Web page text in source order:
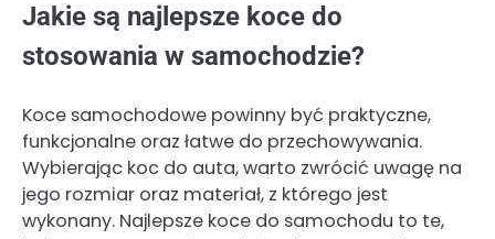
Jakie są najlepsze koce do
stosowania w samochodzie?
Koce samochodowe powinny być praktyczne,
funkcjonalne oraz łatwe do przechowywania.
Wybierając koc do auta, warto zwrócić uwagę na
jego rozmiar oraz materiał, z którego jest
wykonany. Najlepsze koce do samochodu to te,